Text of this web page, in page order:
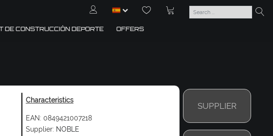
DE CONSTRUCCIÓN DEPORTE OFFERS
Characteristics
EAN: 0849421007218
Supplier: NOBLE
SUPPLIER